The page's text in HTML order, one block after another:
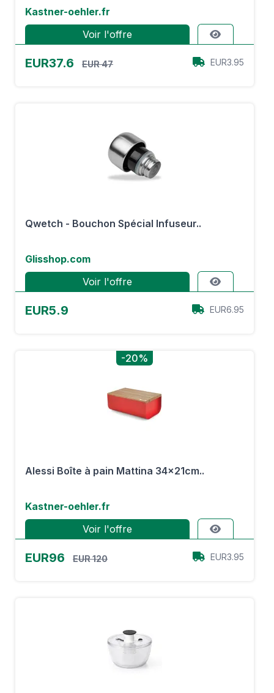
Kastner-oehler.fr
Voir l'offre
EUR37.6 EUR 47 EUR3.95
Qwetch - Bouchon Spécial Infuseur..
Glisshop.com
Voir l'offre
EUR5.9 EUR6.95
-20%
Alessi Boîte à pain Mattina 34x21cm..
Kastner-oehler.fr
Voir l'offre
EUR96 EUR 120 EUR3.95